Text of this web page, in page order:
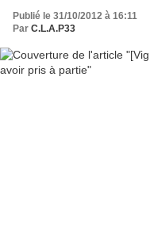
Publié le 31/10/2012 à 16:11
Par C.L.A.P33